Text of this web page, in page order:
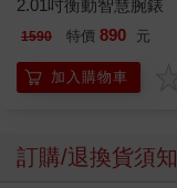
2.01吋衡動智慧腕錶
1590 特價 890 元
加入購物車
訂購/退換貨須知